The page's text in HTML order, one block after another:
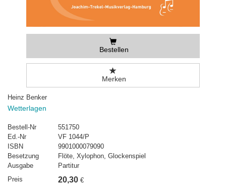
Bestellen
Merken
Heinz Benker
Wetterlagen
Bestell-Nr
551750
Ed.-Nr
VF 1044/P
ISBN
9901000079090
Besetzung
Flöte, Xylophon, Glockenspiel
Ausgabe
Partitur
Preis
20,30 €